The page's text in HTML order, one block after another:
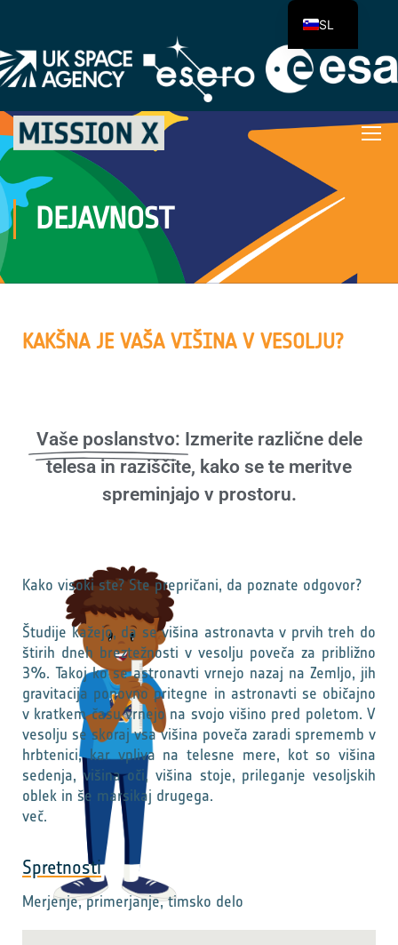
DEJAVNOST
KAKŠNA JE VAŠA VIŠINA V VESOLJU?
Vaše poslanstvo: Izmerite različne dele
telesa in raziščite, kako se te meritve
spreminjajo v prostoru.
Kako visoki ste? Ste prepričani, da poznate odgovor?
Študije kažejo, da se višina astronavta v prvih treh do
štirih dneh breztežnosti v vesolju poveča za približno
3%. Takoj ko se astronavti vrnejo nazaj na Zemljo, jih
gravitacija ponovno pritegne in astronavti se običajno
v kratkem času vrnejo na svojo višino pred poletom. V
vesolju se skoraj vsa višina poveča zaradi sprememb v
hrbtenici, kar vpliva na telesne mere, kot so višina
sedenja, višina oči, višina stoje, prileganje vesoljskih
oblek in še marsikaj drugega.
več.
Spretnosti
Merjenje, primerjanje, timsko delo
SL